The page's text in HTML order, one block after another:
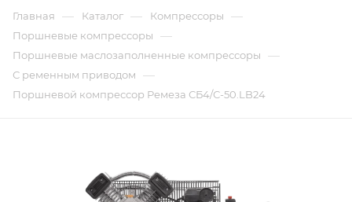
Главная — Каталог — Компрессоры —
Поршневые компрессоры —
Поршневые маслозаполненные компрессоры —
С ременным приводом —
Поршневой компрессор Ремеза СБ4/С-50.LB24